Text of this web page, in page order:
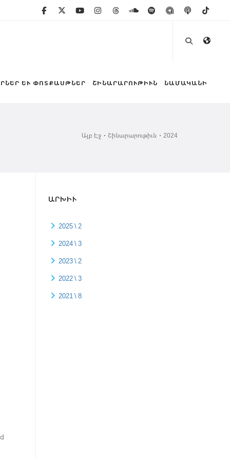
ԵՒ ՓՈՏՔԱՍԹՆԵՐ ՇԻՆԱՐԱՐՈՒԹԻՒՆ ՆԱՄԱԿԱՆԻ
Այբ Էջ Շինարարութիւն 2024
ԱՐԽԻՒ
2025 \ 2
2024 \ 3
2023 \ 2
2022 \ 3
2021 \ 8